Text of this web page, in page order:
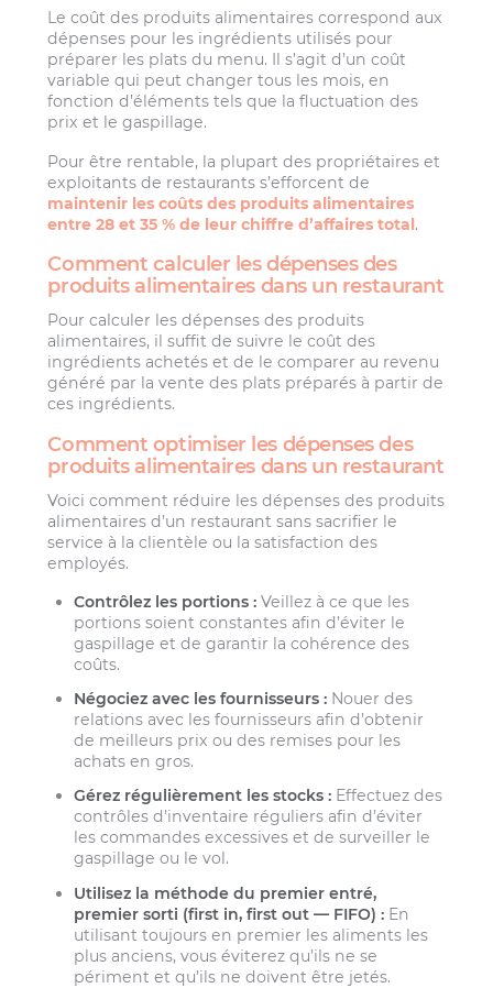
Le coût des produits alimentaires correspond aux
dépenses pour les ingrédients utilisés pour
préparer les plats du menu. Il s’agit d’un coût
variable qui peut changer tous les mois, en
fonction d’éléments tels que la fluctuation des
prix et le gaspillage.
Pour être rentable, la plupart des propriétaires et
exploitants de restaurants s’efforcent de
maintenir les coûts des produits alimentaires
entre 28 et 35 % de leur chiffre d’affaires total.
Comment calculer les dépenses des
produits alimentaires dans un restaurant
Pour calculer les dépenses des produits
alimentaires, il suffit de suivre le coût des
ingrédients achetés et de le comparer au revenu
généré par la vente des plats préparés à partir de
ces ingrédients.
Comment optimiser les dépenses des
produits alimentaires dans un restaurant
Voici comment réduire les dépenses des produits
alimentaires d’un restaurant sans sacrifier le
service à la clientèle ou la satisfaction des
employés.
Contrôlez les portions : Veillez à ce que les
portions soient constantes afin d’éviter le
gaspillage et de garantir la cohérence des
coûts.
Négociez avec les fournisseurs : Nouer des
relations avec les fournisseurs afin d’obtenir
de meilleurs prix ou des remises pour les
achats en gros.
Gérez régulièrement les stocks : Effectuez des
contrôles d’inventaire réguliers afin d’éviter
les commandes excessives et de surveiller le
gaspillage ou le vol.
Utilisez la méthode du premier entré,
premier sorti (first in, first out — FIFO) : En
utilisant toujours en premier les aliments les
plus anciens, vous éviterez qu’ils ne se
périment et qu’ils ne doivent être jetés.